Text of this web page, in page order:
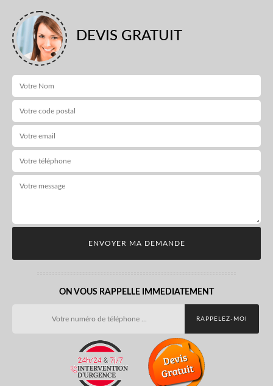
DEVIS GRATUIT
ON VOUS RAPPELLE IMMEDIATEMENT